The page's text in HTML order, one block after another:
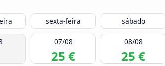
sexta-feira sábado
07/08
25 €
08/08
25 €